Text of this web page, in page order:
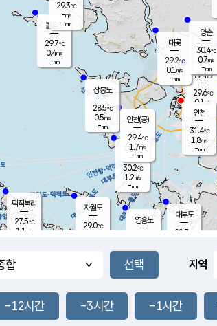
풍도
0.9m/s
무의도
30.2℃
1.2m/s
-mm
영흥도
볼음도
29.7℃
0.4m/s
-mm
자월도
29.0℃
장봉도
28.5℃
0.5m/s
-mm
대부도
28.7
경서동
29.6℃
0.1 m/s
-mm
대곶
29.2℃
0.1 m/s
-mm
양촌
30.4℃
0.7m/s
-mm
덕적북리
27.5℃
1.1 m/s
인천(공)
29.4℃
1.7m/s
-mm
29.3℃
-m/s
-mm
인천
31.4℃
1.8m/s
-mm
지역
-12시간 -3시간 -1시간